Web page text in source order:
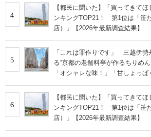
4
【都民に聞いた】「買ってきて
ンキングTOP21！ 第1位は「笹
店）」【2026年最新調査結果】
5
「これは罪作りです」 三越伊勢
る“京都の老舗料亭が作るちりめ
「オシャレな味！」「甘しょっぱ
6
【都民に聞いた】「買ってきて
ンキングTOP21！ 第1位は「笹
店）」【2026年最新調査結果】